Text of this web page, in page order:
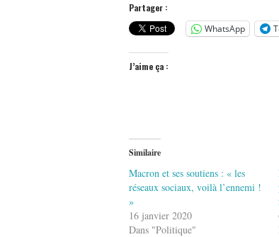
Partager :
WhatsApp
J’aime ça :
Similaire
Macron et ses soutiens : « les
réseaux sociaux, voilà l’ennemi !
»
16 janvier 2020
Dans "Politique"